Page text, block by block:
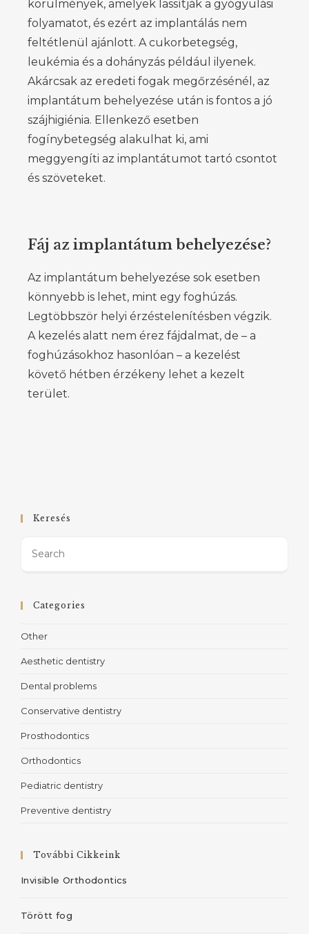
körülmények, amelyek lassítják a gyógyulási
folyamatot, és ezért az implantálás nem
feltétlenül ajánlott. A cukorbetegség,
leukémia és a dohányzás például ilyenek.
Akárcsak az eredeti fogak megőrzésénél, az
implantátum behelyezése után is fontos a jó
szájhigiénia. Ellenkező esetben
fogínybetegség alakulhat ki, ami
meggyengíti az implantátumot tartó csontot
és szöveteket.
Fáj az implantátum behelyezése?
Az implantátum behelyezése sok esetben
könnyebb is lehet, mint egy foghúzás.
Legtöbbször helyi érzéstelenítésben végzik.
A kezelés alatt nem érez fájdalmat, de – a
foghúzásokhoz hasonlóan – a kezelést
követő hétben érzékeny lehet a kezelt
terület.
Keresés
Categories
Other
Aesthetic dentistry
Dental problems
Conservative dentistry
Prosthodontics
Orthodontics
Pediatric dentistry
Preventive dentistry
További Cikkeink
Invisible Orthodontics
Törött fog